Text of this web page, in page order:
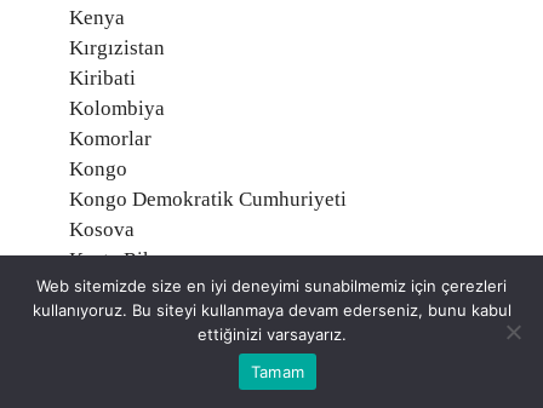
Kenya
Kırgızistan
Kiribati
Kolombiya
Komorlar
Kongo
Kongo Demokratik Cumhuriyeti
Kosova
Kosta Rika
Kuveyt
Kuzey İrlanda
Kuzey Maryana Adaları
Web sitemizde size en iyi deneyimi sunabilmemiz için çerezleri
kullanıyoruz. Bu siteyi kullanmaya devam ederseniz, bunu kabul
ettiğinizi varsayarız.
Tamam